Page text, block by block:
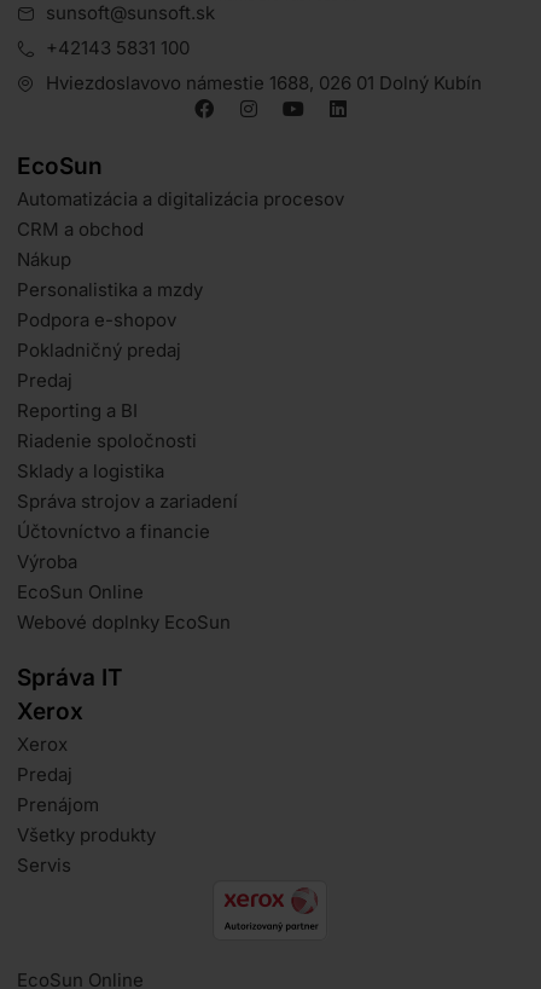
sunsoft@sunsoft.sk
+42143 5831 100
Hviezdoslavovo námestie 1688, 026 01 Dolný Kubín
EcoSun
Automatizácia a digitalizácia procesov
CRM a obchod
Nákup
Personalistika a mzdy
Podpora e-shopov
Pokladničný predaj
Predaj
Reporting a BI
Riadenie spoločnosti
Sklady a logistika
Správa strojov a zariadení
Účtovníctvo a financie
Výroba
EcoSun Online
Webové doplnky EcoSun
Správa IT
Xerox
Xerox
Predaj
Prenájom
Všetky produkty
Servis
EcoSun Online